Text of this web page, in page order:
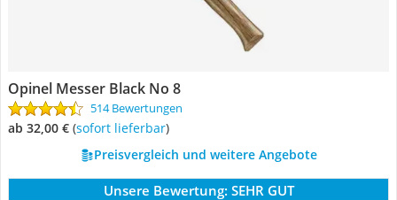
Opinel Messer Black No 8
514 Bewertungen
ab 32,00 € ( Sofort lieferbar)
Preisvergleich und weitere Angebote
Unsere Bewertung: SEHR GUT